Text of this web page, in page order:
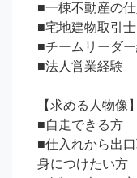
■一棟不動産の
■宅地建物取引士
■チームリーダ
■法人営業経験
【求める人物像】
■自走できる方
■仕入れから出
身につけたい方